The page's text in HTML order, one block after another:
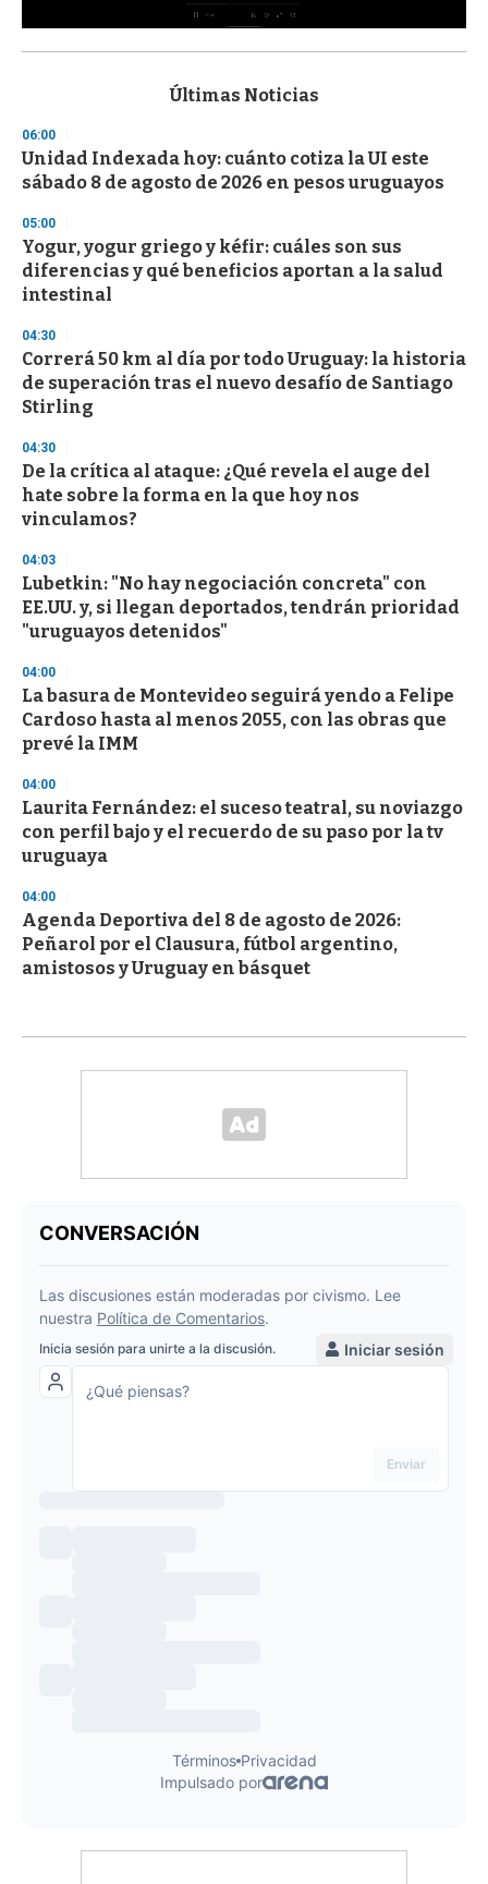
s
d
s
o
f
3
s
e
c
o
d
s
Últimas Noticias
06:00
Unidad Indexada hoy: cuánto cotiza la UI este
sábado 8 de agosto de 2026 en pesos uruguayos
05:00
Yogur, yogur griego y kéfir: cuáles son sus
diferencias y qué beneficios aportan a la salud
intestinal
04:30
Correrá 50 km al día por todo Uruguay: la historia
de superación tras el nuevo desafío de Santiago
Stirling
04:30
De la crítica al ataque: ¿Qué revela el auge del
hate sobre la forma en la que hoy nos
vinculamos?
04:03
Lubetkin: "No hay negociación concreta" con
EE.UU. y, si llegan deportados, tendrán prioridad
"uruguayos detenidos"
04:00
La basura de Montevideo seguirá yendo a Felipe
Cardoso hasta al menos 2055, con las obras que
prevé la IMM
04:00
Laurita Fernández: el suceso teatral, su noviazgo
con perfil bajo y el recuerdo de su paso por la tv
uruguaya
04:00
Agenda Deportiva del 8 de agosto de 2026:
Peñarol por el Clausura, fútbol argentino,
amistosos y Uruguay en básquet